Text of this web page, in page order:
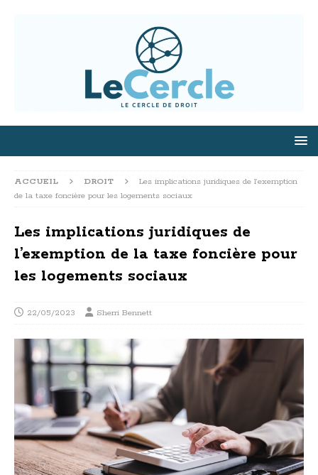
ACCUEIL DROIT
Les implications juridiques de l’exemption
de la taxe foncière pour les logements sociaux
Les implications juridiques de
l’exemption de la taxe foncière pour
les logements sociaux
22/05/2023 Sherri Bennett